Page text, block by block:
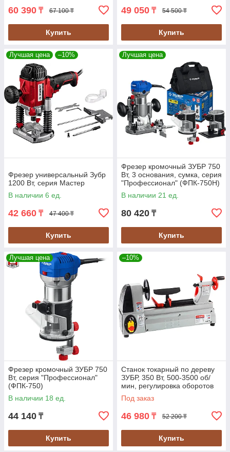
60 390 ₸ 67 100 ₸
Купить
49 050 ₸ 54 500 ₸
Купить
Лучшая цена –10%
Фрезер универсальный Зубр
1200 Вт, серия Мастер
В наличии 6 ед.
42 660 ₸ 47 400 ₸
Купить
Лучшая цена
Фрезер кромочный ЗУБР 750
Вт, 3 основания, сумка, серия
"Профессионал" (ФПК-750Н)
В наличии 21 ед.
80 420 ₸
Купить
Лучшая цена
Фрезер кромочный ЗУБР 750
Вт, серия "Профессионал"
(ФПК-750)
В наличии 18 ед.
44 140 ₸
Купить
–10%
Станок токарный по дереву
ЗУБР, 350 Вт, 500-3500 об/
мин, регулировка оборотов
(ЗСТД-350-330)
Под заказ
46 980 ₸ 52 200 ₸
Купить